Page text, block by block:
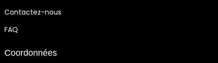
Contactez-nous
FAQ
Coordonnées